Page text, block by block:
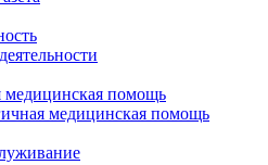
медицинская помощь
медицинская помощь